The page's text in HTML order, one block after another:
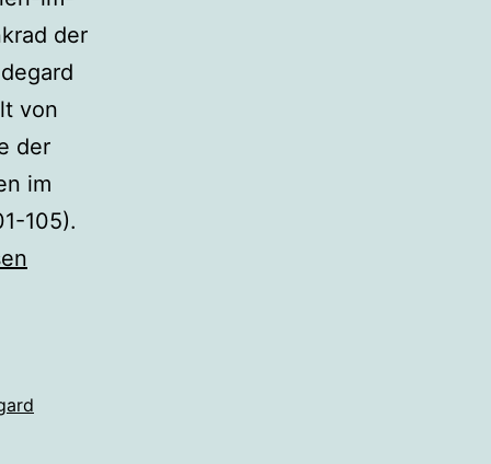
der
von
der
im
105).